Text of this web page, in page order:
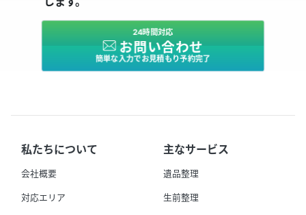
24時間対応
お問い合わせ
簡単な入力でお見積もり予約完了
私たちについて
会社概要
対応エリア
主なサービス
遺品整理
生前整理